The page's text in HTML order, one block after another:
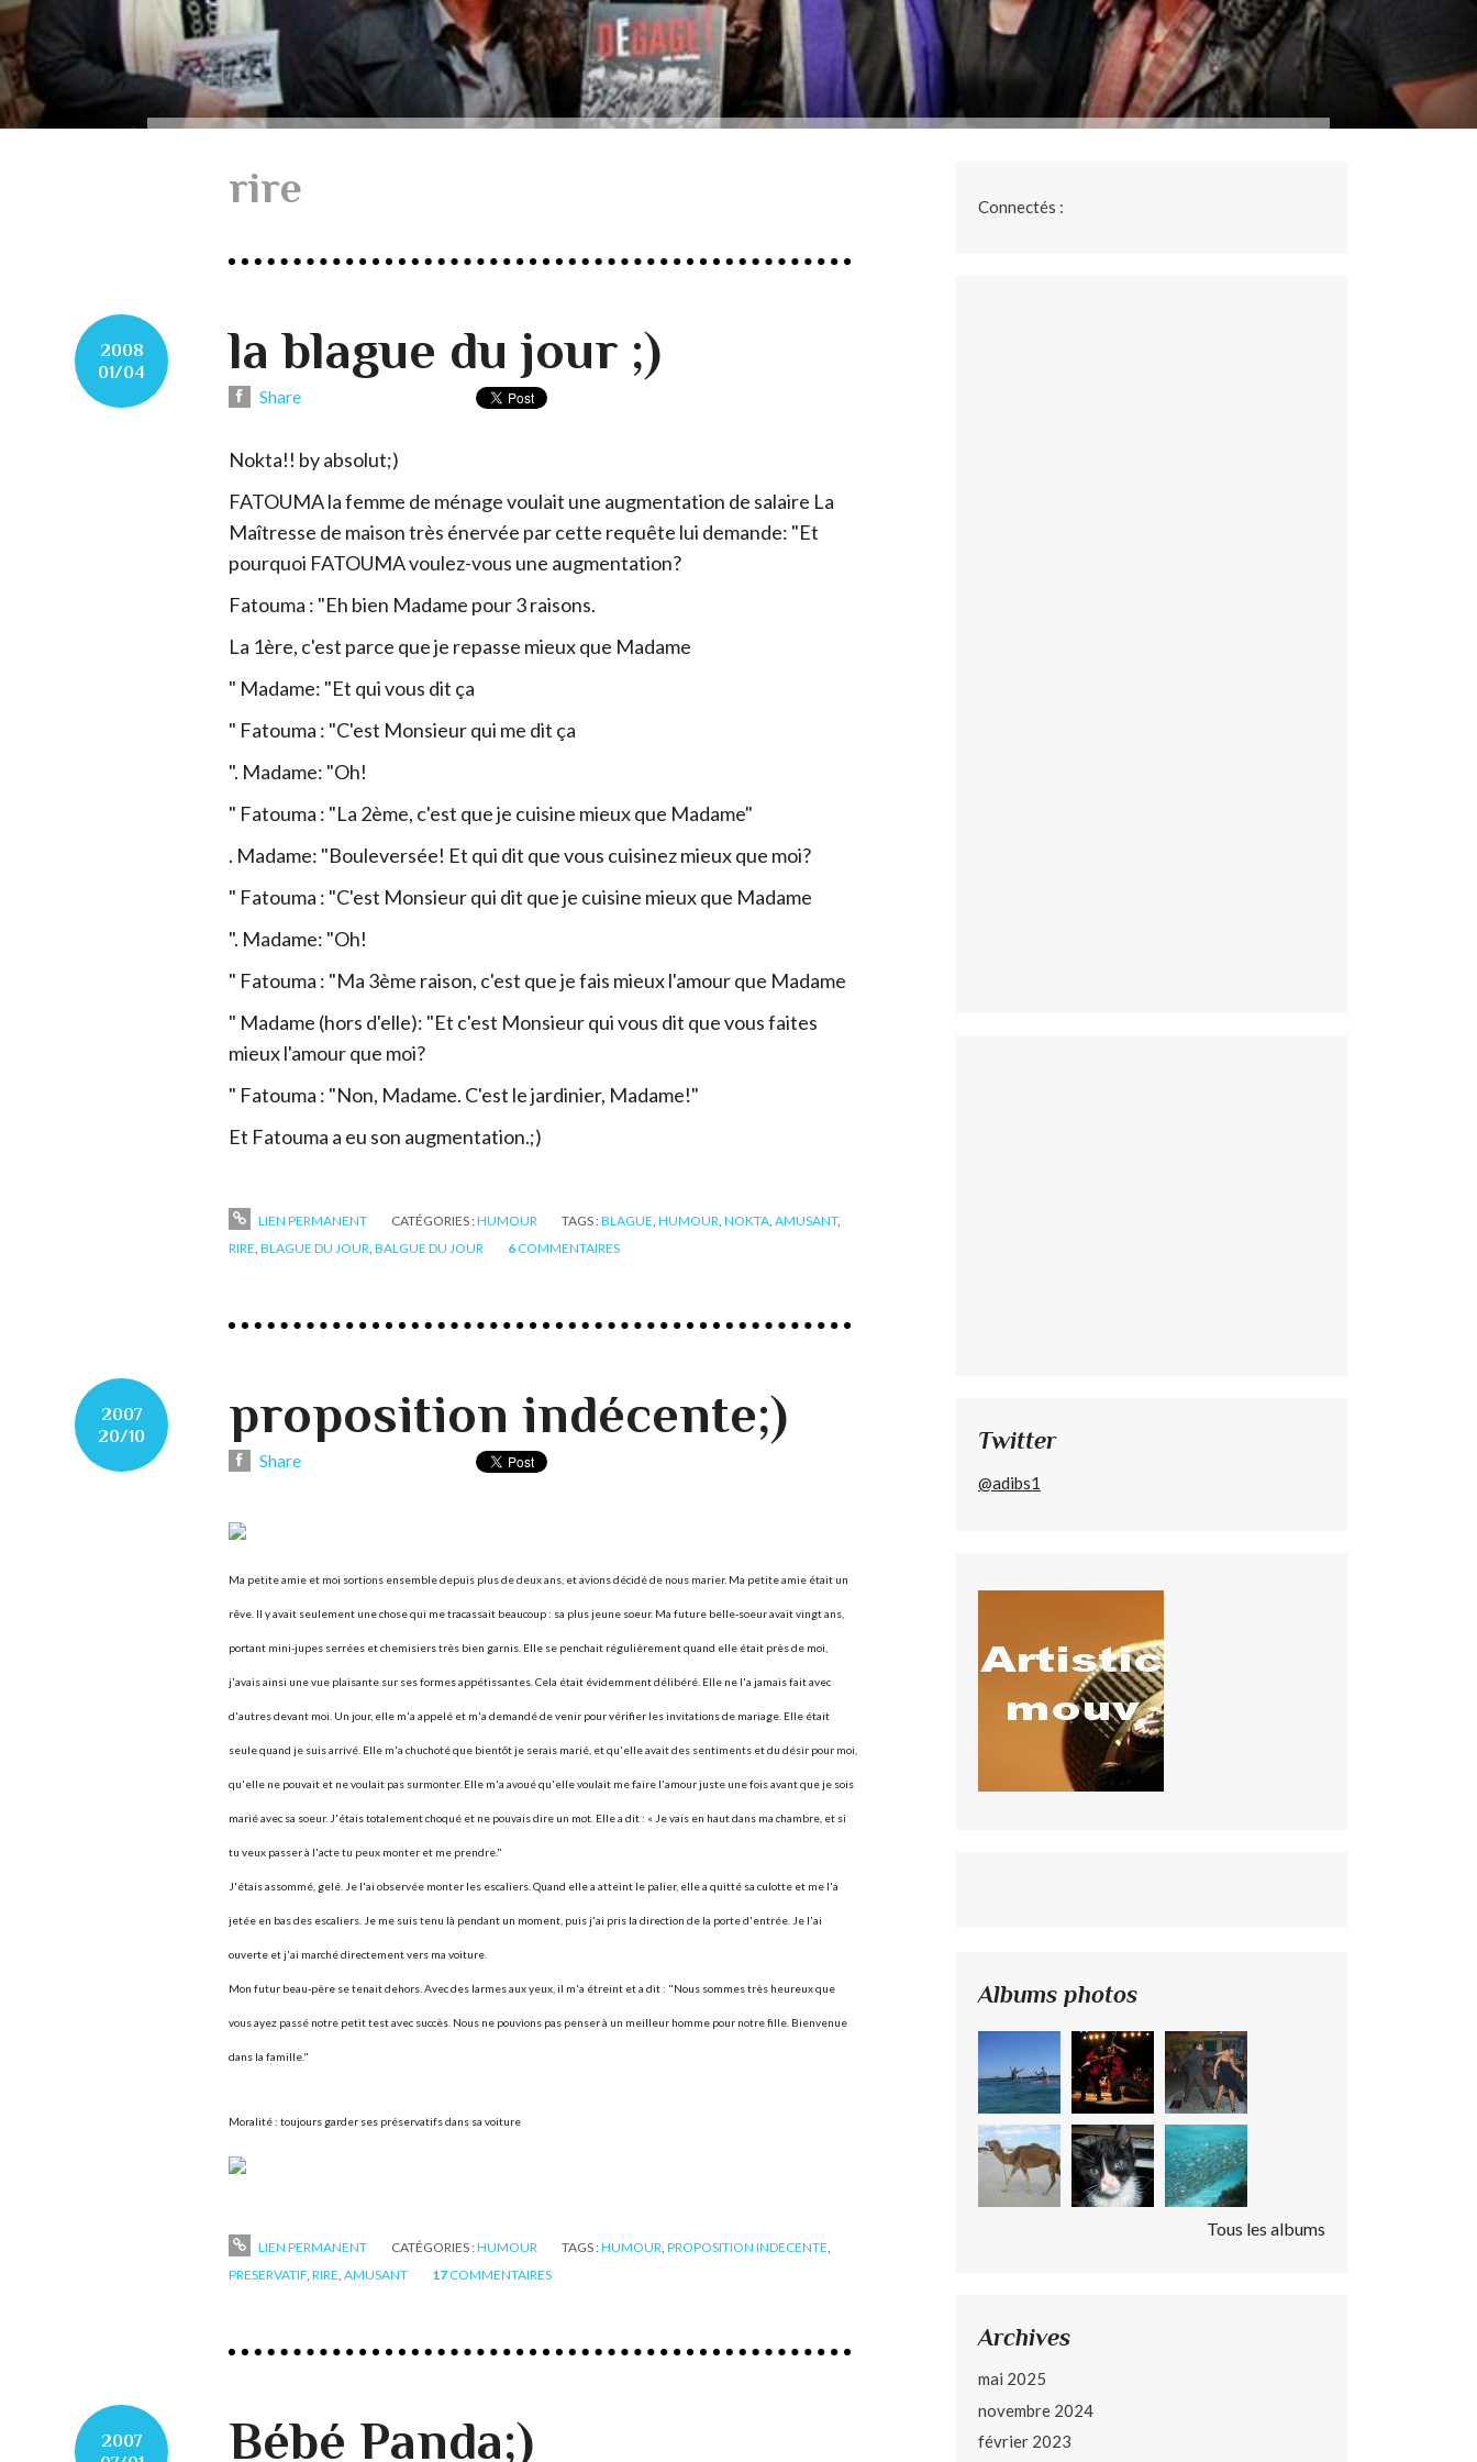
rire
2008
01/04
la blague du jour ;)
Share
Nokta!! by absolut;)
FATOUMA la femme de ménage voulait une augmentation de salaire La
Maîtresse de maison très énervée par cette requête lui demande: "Et
pourquoi FATOUMA voulez-vous une augmentation?
Fatouma : "Eh bien Madame pour 3 raisons.
La 1ère, c'est parce que je repasse mieux que Madame
" Madame: "Et qui vous dit ça
" Fatouma : "C'est Monsieur qui me dit ça
". Madame: "Oh!
" Fatouma : "La 2ème, c'est que je cuisine mieux que Madame"
. Madame: "Bouleversée! Et qui dit que vous cuisinez mieux que moi?
" Fatouma : "C'est Monsieur qui dit que je cuisine mieux que Madame
". Madame: "Oh!
" Fatouma : "Ma 3ème raison, c'est que je fais mieux l'amour que Madame
" Madame (hors d'elle): "Et c'est Monsieur qui vous dit que vous faites
mieux l'amour que moi?
" Fatouma : "Non, Madame. C'est le jardinier, Madame!"
Et Fatouma a eu son augmentation.;)
LIEN PERMANENT CATÉGORIES :HUMOUR TAGS :BLAGUE HUMOUR NOKTA AMUSANT,
RIRE BLAGUE DU JOUR BALGUE DU JOUR 6 COMMENTAIRES
2007
20/10
proposition indécente;)
Share
Ma petite amie et moi sortions ensemble depuis plus de deux ans, et avions décidé de nous marier. Ma petite amie était un
rêve. Il y avait seulement une chose qui me tracassait beaucoup : sa plus jeune soeur. Ma future belle-soeur avait vingt ans,
portant mini-jupes serrées et chemisiers très bien garnis. Elle se penchait régulièrement quand elle était près de moi,
j'avais ainsi une vue plaisante sur ses formes appétissantes. Cela était évidemment délibéré. Elle ne l'a jamais fait avec
d'autres devant moi. Un jour, elle m'a appelé et m'a demandé de venir pour vérifier les invitations de mariage. Elle était
seule quand je suis arrivé. Elle m'a chuchoté que bientôt je serais marié, et qu'elle avait des sentiments et du désir pour moi,
qu'elle ne pouvait et ne voulait pas surmonter. Elle m'a avoué qu'elle voulait me faire l'amour juste une fois avant que je sois
marié avec sa soeur. J'étais totalement choqué et ne pouvais dire un mot. Elle a dit : « Je vais en haut dans ma chambre, et si
tu veux passer à l'acte tu peux monter et me prendre."
J'étais assommé, gelé. Je l'ai observée monter les escaliers. Quand elle a atteint le palier, elle a quitté sa culotte et me l'a
jetée en bas des escaliers. Je me suis tenu là pendant un moment, puis j'ai pris la direction de la porte d'entrée. Je l'ai
ouverte et j'ai marché directement vers ma voiture.
Mon futur beau-père se tenait dehors. Avec des larmes aux yeux, il m'a étreint et a dit : "Nous sommes très heureux que
vous ayez passé notre petit test avec succès. Nous ne pouvions pas penser à un meilleur homme pour notre fille. Bienvenue
dans la famille."
Moralité : toujours garder ses préservatifs dans sa voiture
LIEN PERMANENT CATÉGORIES :HUMOUR TAGS :HUMOUR PROPOSITION INDECENTE
PRESERVATIF RIRE AMUSANT 17 COMMENTAIRES
2007
Bébé Panda;)
Connectés :
Twitter
@adibs1
Albums photos
Tous les albums
Archives
mai 2025
novembre 2024
février 2023